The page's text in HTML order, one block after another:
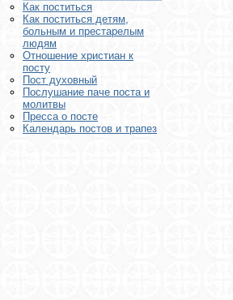
Как поститься
Как поститься детям,
больным и престарелым
людям
Отношение христиан к
посту
Пост духовный
Послушание паче поста и
молитвы
Пресса о посте
Календарь постов и трапез